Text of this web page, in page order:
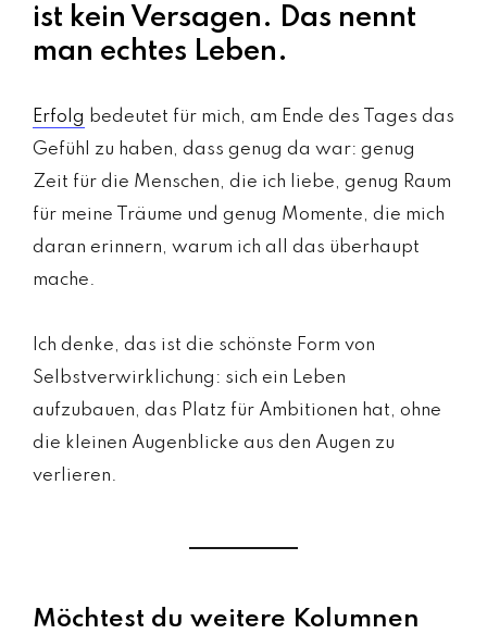
ist kein Versagen. Das nennt
man echtes Leben.
Erfolg bedeutet für mich, am Ende des Tages das
Gefühl zu haben, dass genug da war: genug
Zeit für die Menschen, die ich liebe, genug Raum
für meine Träume und genug Momente, die mich
daran erinnern, warum ich all das überhaupt
mache.
Ich denke, das ist die schönste Form von
Selbstverwirklichung: sich ein Leben
aufzubauen, das Platz für Ambitionen hat, ohne
die kleinen Augenblicke aus den Augen zu
verlieren.
Möchtest du weitere Kolumnen